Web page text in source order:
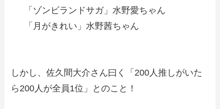
「ゾンビランドサガ」水野愛ちゃん
「月がきれい」水野茜ちゃん
しかし、佐久間大介さん曰く「200人推しがいた
ら200人が全員1位」とのこと！